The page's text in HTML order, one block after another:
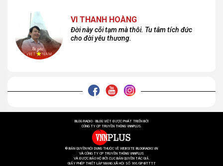
VI THANH HOÀNG
Đời này cõi tạm mà thôi. Tu tâm tích đức
cho đời yêu thương.
BLOG RADIO - BLOG VIỆT ĐƯỢC PHÁT TRIỂN BỞI
CÔNG TY CP TRUYỀN THÔNG VNNPLUS.
® BẢN QUYỀN NỘI DUNG THUỘC VỀ WEBSITE BLOGRADIO.VN
VÀ CÔNG TY CP TRUYỀN THÔNG VNNPLUS
VÀ ĐƯỢC BẢO HỘ BỞI CỤC BẢN QUYỀN TÁC GIẢ.
GIẤY PHÉP THIẾT LẬP MẠNG XÃ HỘI SỐ 166/GP-BTTTT